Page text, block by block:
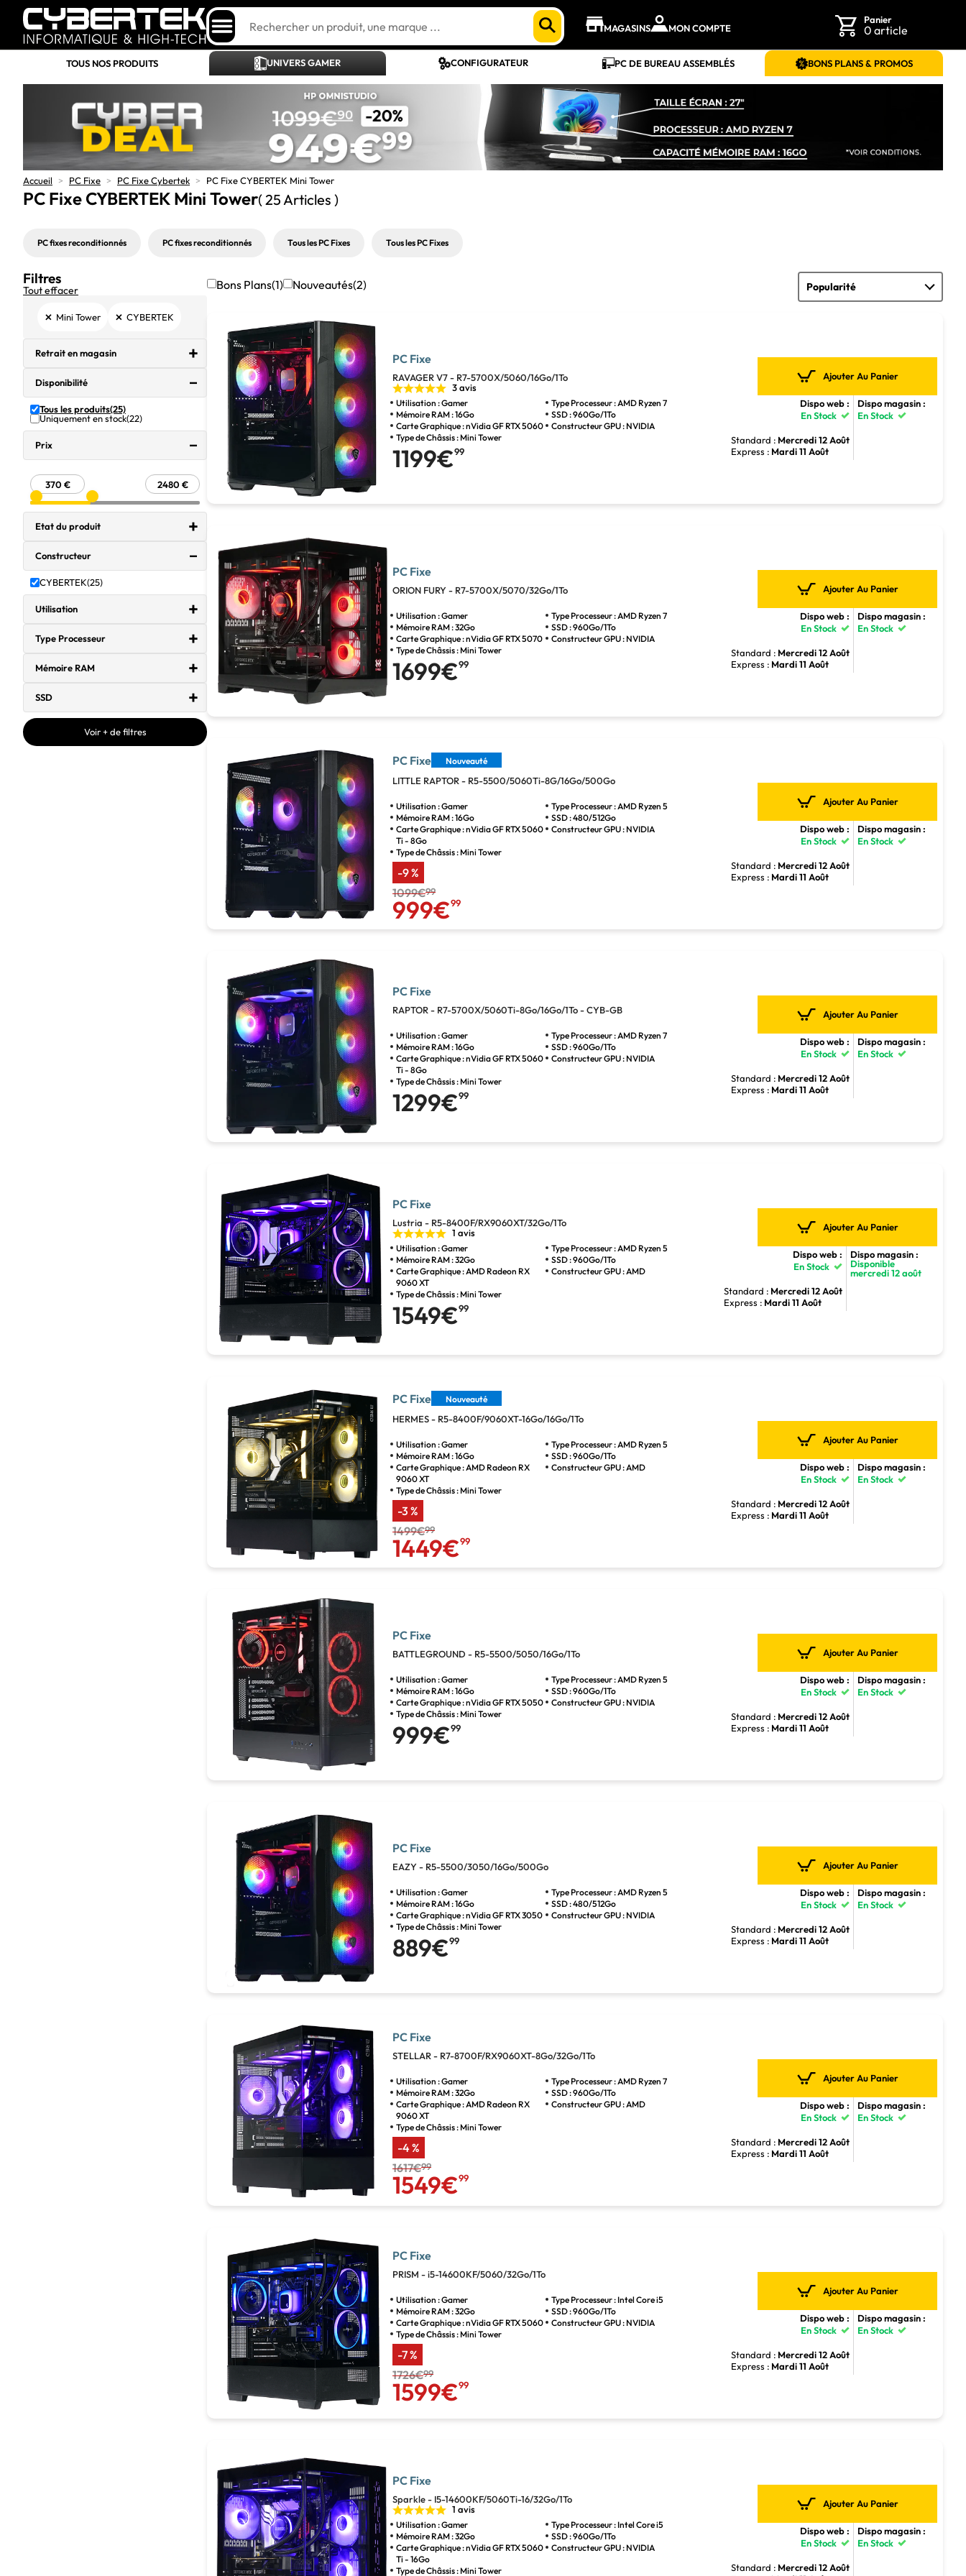
MAGASINS MON COMPTE
Panier
0 article
TOUS NOS PRODUITS UNIVERS GAMER CONFIGURATEUR PC DE BUREAU ASSEMBLÉS BONS PLANS & PROMOS
Accueil > PC Fixe > PC Fixe Cybertek > PC Fixe CYBERTEK Mini Tower
PC Fixe CYBERTEK Mini Tower( 25 Articles )
PC fixes reconditionnés PC fixes reconditionnés Tous les PC Fixes Tous les PC Fixes
Filtres
Tout effacer
× Mini Tower × CYBERTEK
Retrait en magasin
Disponibilité
Tous les produits(25)
Uniquement en stock(22)
Prix
Etat du produit
Constructeur
CYBERTEK(25)
Utilisation
Type Processeur
Mémoire RAM
SSD
Voir + de filtres
Bons Plans(1) Nouveautés(2)
PC Fixe
RAVAGER V7 - R7-5700X/5060/16Go/1To
3 avis
Utilisation : Gamer
Type Processeur : AMD Ryzen 7
Mémoire RAM : 16Go
SSD : 960Go/1To
Carte Graphique : nVidia GF RTX 5060
Constructeur GPU : NVIDIA
Type de Châssis : Mini Tower
1199€99
Ajouter Au Panier
Dispo web :
En Stock
Standard : Mercredi 12 Août
Express : Mardi 11 Août
Dispo magasin :
En Stock
PC Fixe
ORION FURY - R7-5700X/5070/32Go/1To
Utilisation : Gamer
Type Processeur : AMD Ryzen 7
Mémoire RAM : 32Go
SSD : 960Go/1To
Carte Graphique : nVidia GF RTX 5070
Constructeur GPU : NVIDIA
Type de Châssis : Mini Tower
1699€99
Ajouter Au Panier
Dispo web :
En Stock
Standard : Mercredi 12 Août
Express : Mardi 11 Août
Dispo magasin :
En Stock
PC Fixe Nouveauté
LITTLE RAPTOR - R5-5500/5060Ti-8G/16Go/500Go
Utilisation : Gamer
Type Processeur : AMD Ryzen 5
Mémoire RAM : 16Go
SSD : 480/512Go
Carte Graphique : nVidia GF RTX 5060
Ti - 8Go
Constructeur GPU : NVIDIA
Type de Châssis : Mini Tower
-9 %
1099€99
999€99
Ajouter Au Panier
Dispo web :
En Stock
Standard : Mercredi 12 Août
Express : Mardi 11 Août
Dispo magasin :
En Stock
PC Fixe
RAPTOR - R7-5700X/5060Ti-8Go/16Go/1To - CYB-GB
Utilisation : Gamer
Type Processeur : AMD Ryzen 7
Mémoire RAM : 16Go
SSD : 960Go/1To
Carte Graphique : nVidia GF RTX 5060
Ti - 8Go
Constructeur GPU : NVIDIA
Type de Châssis : Mini Tower
1299€99
Ajouter Au Panier
Dispo web :
En Stock
Standard : Mercredi 12 Août
Express : Mardi 11 Août
Dispo magasin :
En Stock
PC Fixe
Lustria - R5-8400F/RX9060XT/32Go/1To
1 avis
Utilisation : Gamer
Type Processeur : AMD Ryzen 5
Mémoire RAM : 32Go
SSD : 960Go/1To
Carte Graphique : AMD Radeon RX
9060 XT
Constructeur GPU : AMD
Type de Châssis : Mini Tower
1549€99
Ajouter Au Panier
Dispo web :
En Stock
Standard : Mercredi 12 Août
Express : Mardi 11 Août
Dispo magasin :
Disponible
mercredi 12 août
PC Fixe Nouveauté
HERMES - R5-8400F/9060XT-16Go/16Go/1To
Utilisation : Gamer
Type Processeur : AMD Ryzen 5
Mémoire RAM : 16Go
SSD : 960Go/1To
Carte Graphique : AMD Radeon RX
9060 XT
Constructeur GPU : AMD
Type de Châssis : Mini Tower
-3 %
1499€99
1449€99
Ajouter Au Panier
Dispo web :
En Stock
Standard : Mercredi 12 Août
Express : Mardi 11 Août
Dispo magasin :
En Stock
PC Fixe
BATTLEGROUND - R5-5500/5050/16Go/1To
Utilisation : Gamer
Type Processeur : AMD Ryzen 5
Mémoire RAM : 16Go
SSD : 960Go/1To
Carte Graphique : nVidia GF RTX 5050
Constructeur GPU : NVIDIA
Type de Châssis : Mini Tower
999€99
Ajouter Au Panier
Dispo web :
En Stock
Standard : Mercredi 12 Août
Express : Mardi 11 Août
Dispo magasin :
En Stock
PC Fixe
EAZY - R5-5500/3050/16Go/500Go
Utilisation : Gamer
Type Processeur : AMD Ryzen 5
Mémoire RAM : 16Go
SSD : 480/512Go
Carte Graphique : nVidia GF RTX 3050
Constructeur GPU : NVIDIA
Type de Châssis : Mini Tower
889€99
Ajouter Au Panier
Dispo web :
En Stock
Standard : Mercredi 12 Août
Express : Mardi 11 Août
Dispo magasin :
En Stock
PC Fixe
STELLAR - R7-8700F/RX9060XT-8Go/32Go/1To
Utilisation : Gamer
Type Processeur : AMD Ryzen 7
Mémoire RAM : 32Go
SSD : 960Go/1To
Carte Graphique : AMD Radeon RX
9060 XT
Constructeur GPU : AMD
Type de Châssis : Mini Tower
-4 %
1617€99
1549€99
Ajouter Au Panier
Dispo web :
En Stock
Standard : Mercredi 12 Août
Express : Mardi 11 Août
Dispo magasin :
En Stock
PC Fixe
PRISM - i5-14600KF/5060/32Go/1To
Utilisation : Gamer
Type Processeur : Intel Core i5
Mémoire RAM : 32Go
SSD : 960Go/1To
Carte Graphique : nVidia GF RTX 5060
Constructeur GPU : NVIDIA
Type de Châssis : Mini Tower
-7 %
1726€99
1599€99
Ajouter Au Panier
Dispo web :
En Stock
Standard : Mercredi 12 Août
Express : Mardi 11 Août
Dispo magasin :
En Stock
PC Fixe
Sparkle - I5-14600KF/5060Ti-16/32Go/1To
1 avis
Utilisation : Gamer
Type Processeur : Intel Core i5
Mémoire RAM : 32Go
SSD : 960Go/1To
Carte Graphique : nVidia GF RTX 5060
Ti - 16Go
Constructeur GPU : NVIDIA
Type de Châssis : Mini Tower
Ajouter Au Panier
Dispo web :
En Stock
Standard : Mercredi 12 Août
Dispo magasin :
En Stock